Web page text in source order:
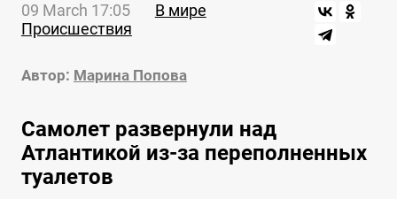
09 March 17:05
В мире
Происшествия
Автор: Марина Попова
Самолет развернули над
Атлантикой из-за переполненных
туалетов